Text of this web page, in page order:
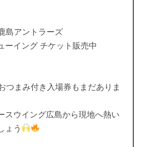
島アントラーズ
ーイング チケット販売中
つまみ付き入場券もまだありま
スウイング広島から現地へ熱い
ょう